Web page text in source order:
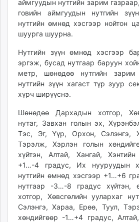
ikon.mn
mnb.mn
Livetv.mn
24tsag.mn
shuud.mn
eagle.mn
ergelt.mn
today.mn
zuv.mn
mminfo.mn
ugluu.mn
urlag.mn
unen.mn
asu.mn
shudarga.mn
shuurhai.mn
аймгуудын нутгийн зарим
говийн аймгуудын нутгийн
нутгийн өмнөд хэсгээр нойтон
шуурга шуурна.
Нутгийн зүүн өмнөд хэсгээр
эргэж, бусад нутгаар баруун
метр, шөнөдөө нутгийн зарим
нутгийн зүүн хагаст түр зуур
хүрч ширүүснэ.
Шөнөдөө Дархадын хотгор,
нутаг, Завхан голын эх,
Тэс, Эг, Үүр, Орхон, Сэлэнгэ,
Тэрэлж, Хэрлэн голын
хүйтэн, Алтай, Хангай, Хэнтийн
+1…-4 градус, Их нууруудын
нутгийн өмнөд хэсгээр +1…+6
нутгаар -3…-8 градус хүйтэн,
хотгор, Хөвсгөлийн уулархаг
Сэлэнгэ, Хараа, Ерөө, Туул,
хөндийгөөр -1…+4 градус,